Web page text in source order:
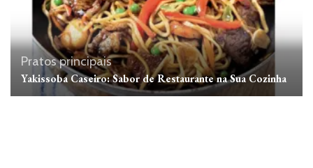
Pratos principais
Yakissoba Caseiro: Sabor de Restaurante na Sua Cozinha